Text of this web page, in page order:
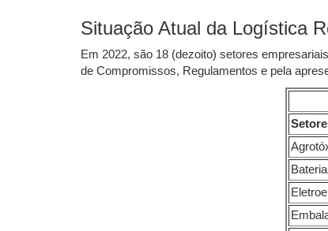
Situação Atual da Logística
Em 2022, são 18 (dezoito) setores
de Compromissos, Regulamentos e pela